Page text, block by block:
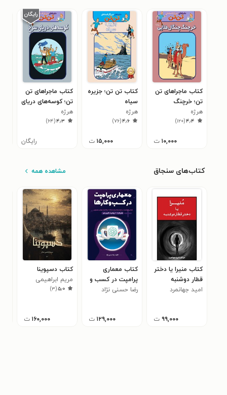
کتاب ماجراهای تن
تن؛ خرچنگ
چنگال‌طلایی
هرژه
۴٫۴(۱۲۰)
۱۰,۰۰۰ ت
کتاب تن تن؛ جزیره
سیاه
هرژه
۴٫۶(۷۶)
۱۵,۰۰۰ ت
کتاب ماجراهای تن
تن؛ کوسه‌های دریای
سرخ
هرژه
۴٫۳(۶۴)
رایگان
کتاب‌های سنجاق مشاهده همه
کتاب منیرا یا دختر
قطار دوشنبه
امید جهانمرد
۹۹,۰۰۰ ت
کتاب معماری
پرامپت در کسب و
کارها
رضا حسنی نژاد
۱۲۹,۰۰۰ ت
کتاب دسپوینا
مریم ابراهیمی
جمال
۵٫۰(۳)
۱۶۰,۰۰۰ ت